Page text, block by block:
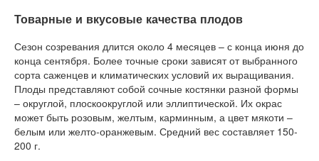
Товарные и вкусовые качества плодов
Сезон созревания длится около 4 месяцев – с конца июня до
конца сентября. Более точные сроки зависят от выбранного
сорта саженцев и климатических условий их выращивания.
Плоды представляют собой сочные костянки разной формы
– округлой, плоскоокруглой или эллиптической. Их окрас
может быть розовым, желтым, карминным, а цвет мякоти –
белым или желто-оранжевым. Средний вес составляет 150-
200 г.